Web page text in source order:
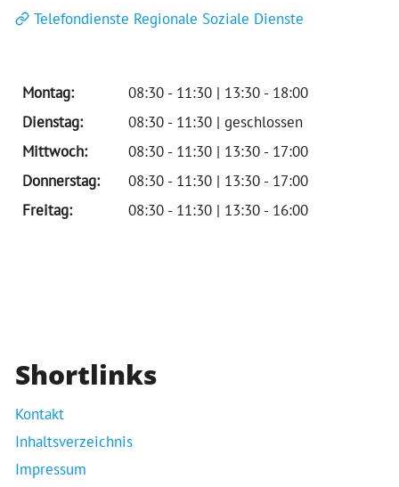
Telefondienste Regionale Soziale Dienste
Montag:
08:30 - 11:30 | 13:30 - 18:00
Dienstag:
08:30 - 11:30 | geschlossen
Mittwoch:
08:30 - 11:30 | 13:30 - 17:00
Donnerstag:
08:30 - 11:30 | 13:30 - 17:00
Freitag:
08:30 - 11:30 | 13:30 - 16:00
Shortlinks
Kontakt
Inhaltsverzeichnis
Impressum